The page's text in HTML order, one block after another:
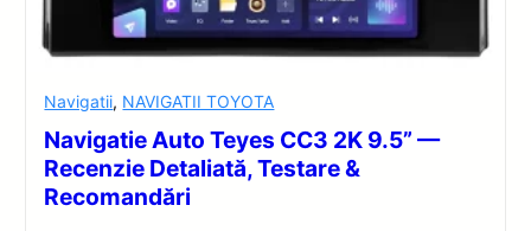
Navigatii, NAVIGATII TOYOTA
Navigatie Auto Teyes CC3 2K 9.5” —
Recenzie Detaliată, Testare &
Recomandări